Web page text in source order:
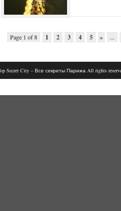
Page 1 of 8 1 2 3 4 5 » ...
Secret City – Все секреты Парижа All rights